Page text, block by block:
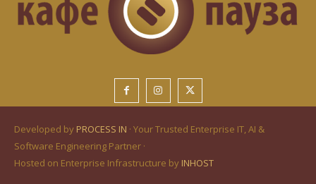
Developed by PROCESS IN · Your Trusted Enterprise IT, AI &
Software Engineering Partner ·
Hosted on Enterprise Infrastructure by INHOST